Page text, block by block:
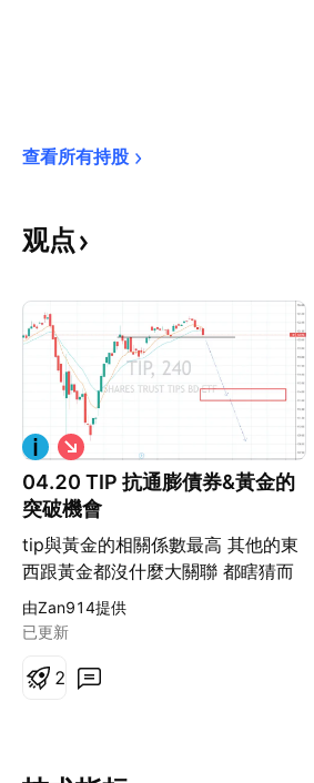
查看所有持股
观点
04.20 TIP 抗通膨債券&黃金的
突破機會
tip與黃金的相關係數最高 其他的東
西跟黃金都沒什麼大關聯 都瞎猜而
已 黃金從1750這歷史價位觸及之後
開始逐步下跌 能不能延續下行可以
近第二波Sell Off的發生 股債金同時
做
空
由Zan914提供
已更新
2